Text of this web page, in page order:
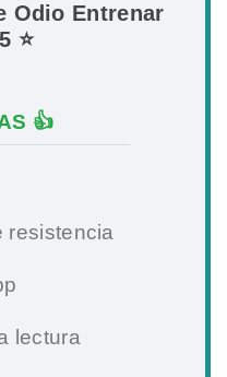
Odio Entrenar
⭐
👍
resistencia
lectura